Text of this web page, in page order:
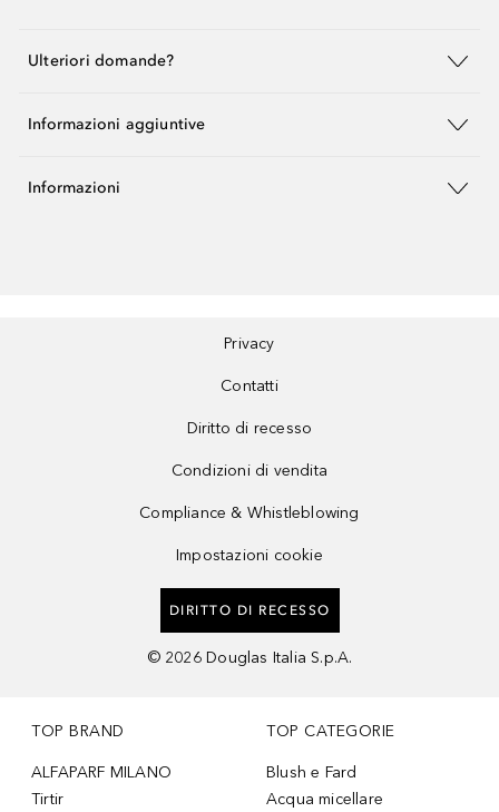
Ulteriori domande?
Informazioni aggiuntive
Informazioni
Privacy
Contatti
Diritto di recesso
Condizioni di vendita
Compliance & Whistleblowing
Impostazioni cookie
DIRITTO DI RECESSO
© 2026 Douglas Italia S.p.A.
TOP BRAND
ALFAPARF MILANO
Tirtir
TOP CATEGORIE
Blush e Fard
Acqua micellare